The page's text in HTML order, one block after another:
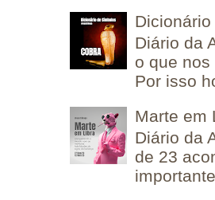
Diário da
o que
Por isso
Marte em
Diário da
de 23